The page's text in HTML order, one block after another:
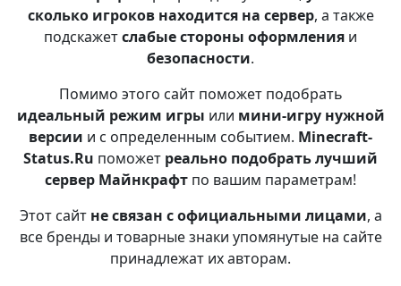
сколько игроков находится на сервер, а также
подскажетслабые стороны оформления и
безопасности.
Помимо этого сайт поможет подобрать
идеальный режим игры или мини-игру нужной
версии и с определенным событием. Minecraft-
Status.Ru поможет реально подобрать лучший
сервер Майнкрафт по вашим параметрам!
Этот сайт не связан с официальными лицами, а
все бренды и товарные знаки упомянутые на сайте
принадлежат их авторам.